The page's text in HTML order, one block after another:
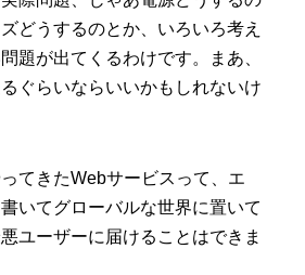
どうするのとか、いろいろ考え
題が出てくるわけです。まあ、
ぐらいならいいかもしれないけ
てきたWebサービスって、エ
いてグローバルな世界に置いて
ユーザーに届けることはできま